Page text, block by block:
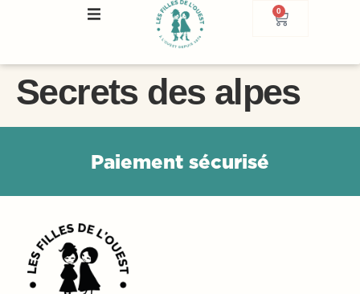
0
Secrets des alpes
Paiement sécurisé